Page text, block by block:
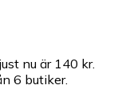
nu är 140 kr.
6 butiker.